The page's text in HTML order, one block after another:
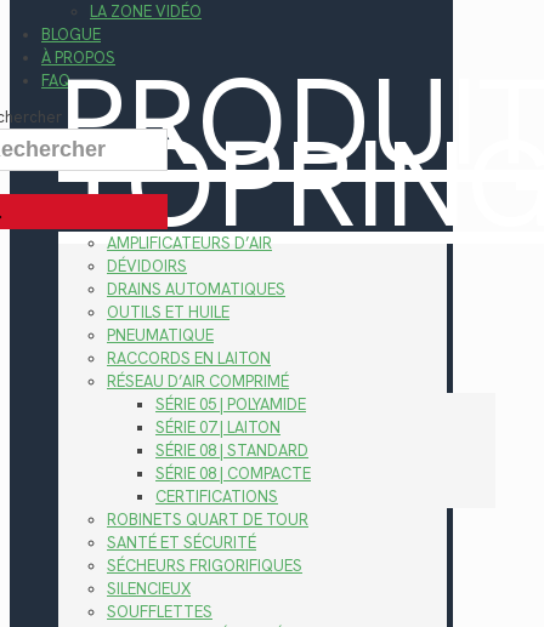
LA ZONE VIDÉO
BLOGUE
À PROPOS
FAQ
AMPLIFICATEURS D’AIR
DÉVIDOIRS
DRAINS AUTOMATIQUES
OUTILS ET HUILE
PNEUMATIQUE
RACCORDS EN LAITON
RÉSEAU D’AIR COMPRIMÉ
SÉRIE 05 | POLYAMIDE
SÉRIE 07 | LAITON
SÉRIE 08 | STANDARD
SÉRIE 08 | COMPACTE
CERTIFICATIONS
ROBINETS QUART DE TOUR
SANTÉ ET SÉCURITÉ
SÉCHEURS FRIGORIFIQUES
SILENCIEUX
SOUFFLETTES